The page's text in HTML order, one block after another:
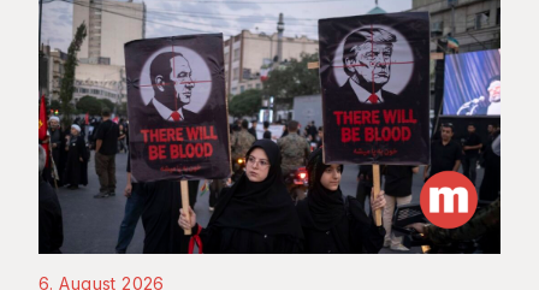
6. August 2026